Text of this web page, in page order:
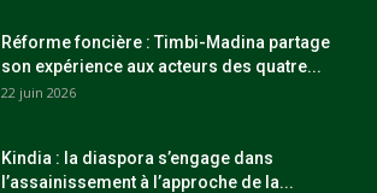
Réforme foncière : Timbi-Madina partage
son expérience aux acteurs des quatre...
22 juin 2026
Kindia : la diaspora s’engage dans
l’assainissement à l’approche de la...